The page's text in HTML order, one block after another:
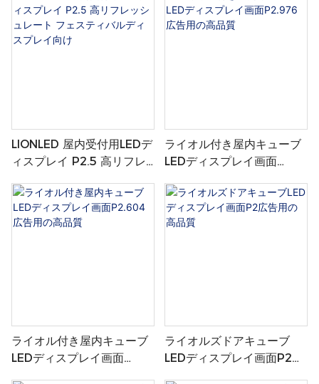
をサポートし、ありふれた空間
を印象的な広告スポットに変え
とって、他に類を見ない屋内向
LIONLED 屋内受付用LEDデ
ィスプレイ P2.5 高リフレ
ルディスプレイ向け
ライオル付き屋内キューブ
LEDディスプレイ画面
ライオル付き屋内キューブ
LEDディスプレイ画面
ライオルズドアキューブ
LEDディスプレイ画面P2広